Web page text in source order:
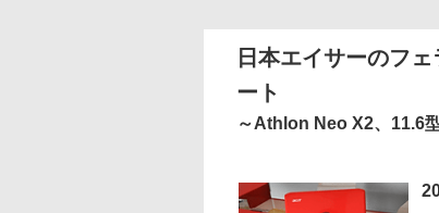
日本エイサーのフ
ート
～Athlon Neo X2、11.6